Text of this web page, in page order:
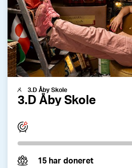
3.D Åby Skole
3.D Åby Skole
15 har doneret